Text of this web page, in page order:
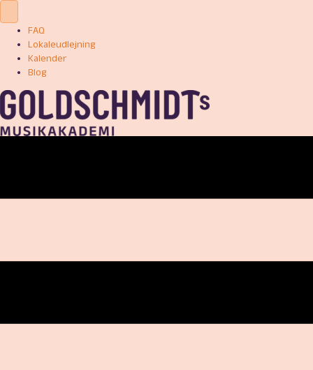
FAQ
Lokaleudlejning
Kalender
Blog